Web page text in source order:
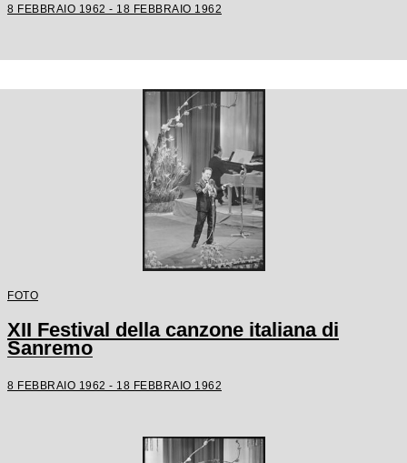
8 FEBBRAIO 1962 - 18 FEBBRAIO 1962
FOTO
XII Festival della canzone italiana di
Sanremo
8 FEBBRAIO 1962 - 18 FEBBRAIO 1962